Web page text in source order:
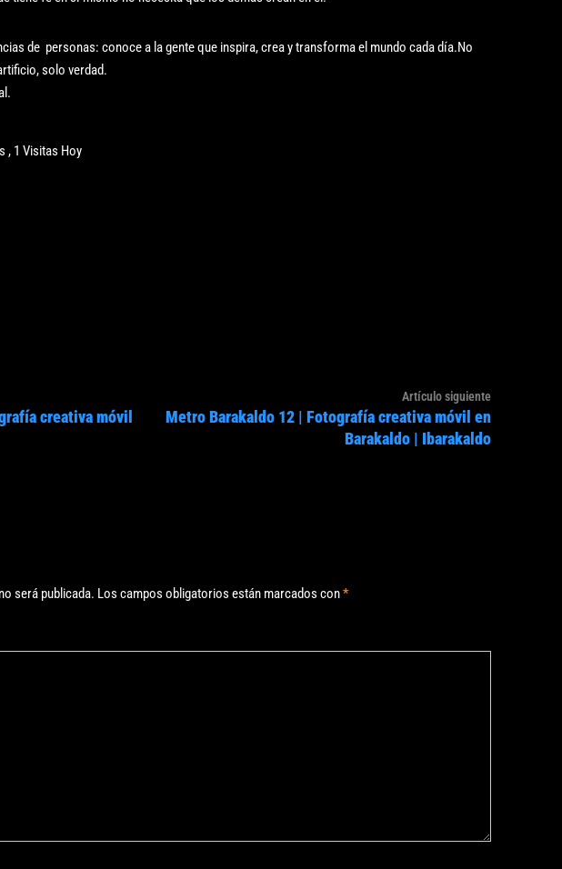
de personas: conoce a la gente que inspira, crea y transforma el mundo cada día.No
solo verdad.
, 1 Visitas Hoy
creativa móvil
Artículo siguienteArtículo
siguiente:
Metro Barakaldo 12 | Fotografía creativa móvil en
Barakaldo | Ibarakaldo
será publicada. Los campos obligatorios están marcados con*